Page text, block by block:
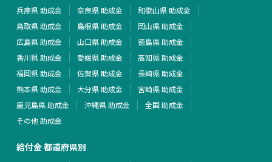
兵庫県 助成金
奈良県 助成金
和歌山県 助成金
鳥取県 助成金
島根県 助成金
岡山県 助成金
広島県 助成金
山口県 助成金
徳島県 助成金
香川県 助成金
愛媛県 助成金
高知県 助成金
福岡県 助成金
佐賀県 助成金
長崎県 助成金
熊本県 助成金
大分県 助成金
宮崎県 助成金
鹿児島県 助成金
沖縄県 助成金
全国 助成金
その他 助成金
給付金 都道府県別